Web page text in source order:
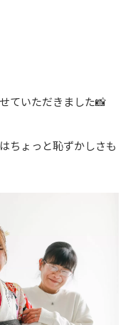
ていただきました📸
ちょっと恥ずかしさも